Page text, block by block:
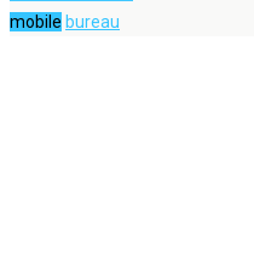
mobile bureau